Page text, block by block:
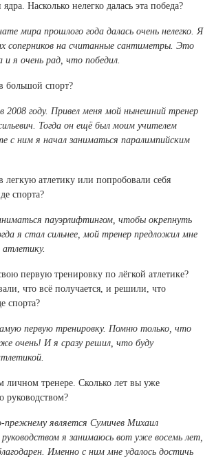
округ (1)
Насколько нелегко далась эта победа?
мира прошлого года далась очень нелегко. Я
соперников на считанные сантиметры. Это
и я очень рад, что победил.
спорт?
2008 году. Привел меня мой нынешний тренер
Тогда он ещё был моим учителем
с ним я начал заниматься паралимпийским
атлетику или попробовали себя
спорта?
пауэрлифтингом, чтобы окрепнуть
я стал сильнее, мой тренер предложил мне
атлетику.
первую тренировку по лёгкой атлетике?
что всё получается, и решили, что
спорта?
первую тренировку. Помню только, что
очень! И я сразу решил, что буду
личном тренере. Сколько лет вы уже
руководством?
является Сумичев Михаил
руководством я занимаюсь вот уже восемь лет,
Именно с ним мне удалось достичь